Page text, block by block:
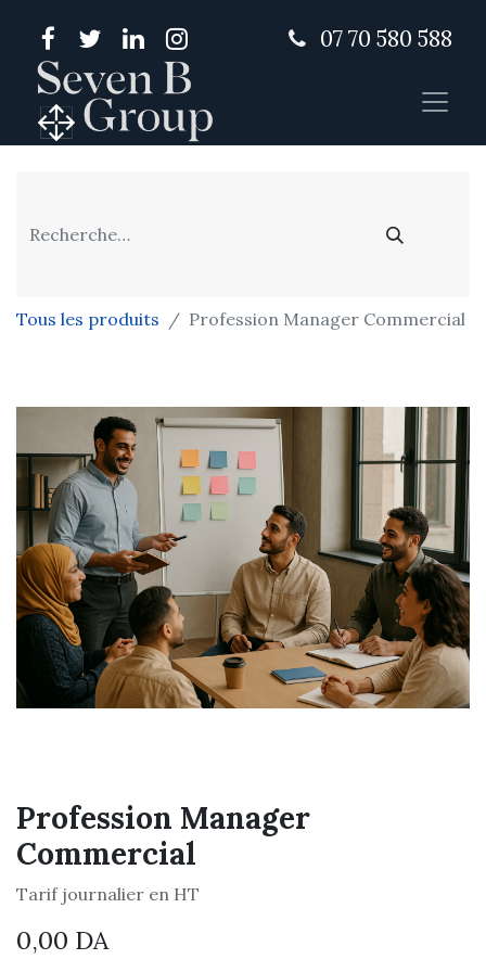
07 70 580 588
Tous les produits Profession Manager Commercial
Profession Manager
Commercial
Tarif journalier en HT
0,00 DA